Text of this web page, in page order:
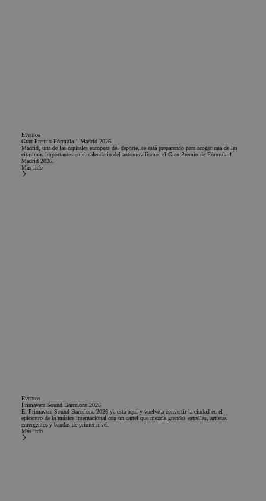
Eventos
Gran Premio Fórmula 1 Madrid 2026
Madrid, una de las capitales europeas del deporte, se está preparando para acoger una de las
citas más importantes en el calendario del automovilismo: el Gran Premio de Fórmula 1
Madrid 2026.
Más info
Eventos
Primavera Sound Barcelona 2026
El Primavera Sound Barcelona 2026 ya está aquí y vuelve a convertir la ciudad en el
epicentro de la música internacional con un cartel que mezcla grandes estrellas, artistas
emergentes y bandas de primer nivel.
Más info